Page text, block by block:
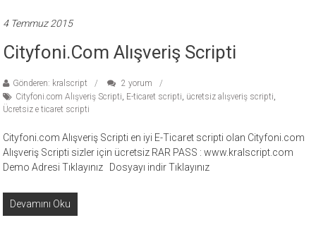
4 Temmuz 2015
Cityfoni.com Alışveriş Scripti
Gönderen: kralscript
2 yorum
Cityfoni.com Alışveriş Scripti E-ticaret scripti ücretsiz alışveriş scripti
Ücretsiz e ticaret scripti
Cityfoni.com Alışveriş Scripti en iyi E-Ticaret scripti olan Cityfoni.com
Alışveriş Scripti sizler için ücretsiz RAR PASS : www.kralscript.com
Demo Adresi Tıklayınız Dosyayı indir Tıklayınız
Devamını Oku